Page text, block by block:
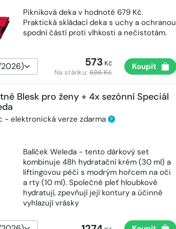
Pikniková deka v hodnotě 679 Kč.
Praktická skládací deka s uchy a ochranou
spodní částí proti vlhkosti a nečistotám.
573 Kč
Na stánku:686 Kč
Koupit
Blesk pro ženy + 4x sezónní Speciál
- elektronická verze zdarma ?
Balíček Weleda - tento dárkový set
kombinuje 48h hydratační krém (30 ml) a
liftingovou péči s modrým hořcem na oči
a rty (10 ml). Společně pleť hloubkově
hydratují, zpevňují její kontury a účinně
vyhlazují vrásky